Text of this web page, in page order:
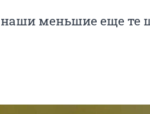
наши меньшие еще те